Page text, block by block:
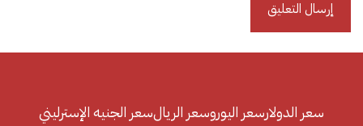
سعر الدولارسعر اليوروسعر الريالسعر الجنيه الإسترليني